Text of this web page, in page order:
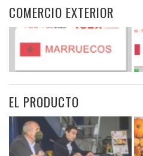
COMERCIO EXTERIOR
EL PRODUCTO